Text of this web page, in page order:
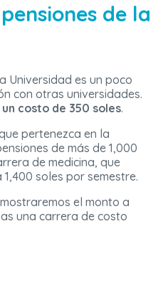
de la
Universidad es un poco
con otras universidades.
costo de 350 soles.
pertenezca en la
de más de 1,000
de medicina, que
soles por semestre.
el monto a
una carrera de costo